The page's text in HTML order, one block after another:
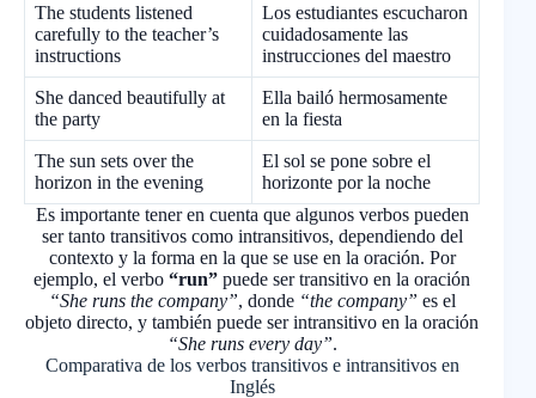
The students listened
carefully to the teacher’s
instructions
Los estudiantes escucharon
cuidadosamente las
instrucciones del maestro
She danced beautifully at
the party
Ella bailó hermosamente
en la fiesta
The sun sets over the
horizon in the evening
El sol se pone sobre el
horizonte por la noche
Es importante tener en cuenta que algunos verbos pueden
ser tanto transitivos como intransitivos, dependiendo del
contexto y la forma en la que se use en la oración. Por
ejemplo, el verbo“run” puede ser transitivo en la oración
“She runs the company”, donde “the company” es el
objeto directo, y también puede ser intransitivo en la oración
“She runs every day”.
Comparativa de los verbos transitivos e intransitivos en
Inglés